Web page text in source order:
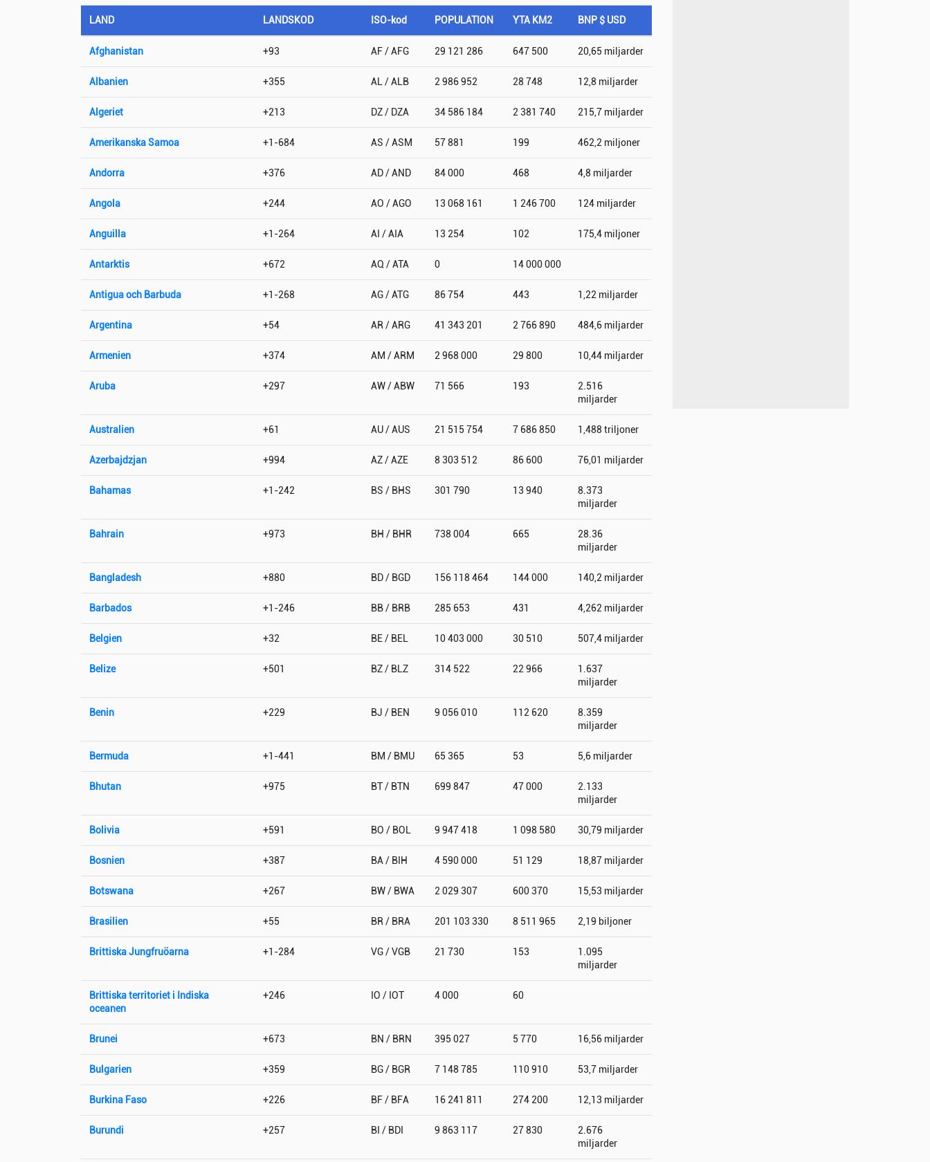
LAND LANDSKOD ISO-kod POPULATION YTA KM2 BNP $ USD
Afghanistan +93 AF / AFG 29 121 286 647 500 20,65 miljarder
Albanien +355 AL / ALB 2 986 952 28 748 12,8 miljarder
Algeriet +213 DZ / DZA 34 586 184 2 381 740 215,7 miljarder
Amerikanska Samoa +1-684 AS / ASM 57 881 199 462,2 miljoner
Andorra +376 AD / AND 84 000 468 4,8 miljarder
Angola +244 AO / AGO 13 068 161 1 246 700 124 miljarder
Anguilla +1-264 AI / AIA 13 254 102 175,4 miljoner
Antarktis +672 AQ / ATA 0 14 000 000
Antigua och Barbuda +1-268 AG / ATG 86 754 443 1,22 miljarder
Argentina +54 AR / ARG 41 343 201 2 766 890 484,6 miljarder
Armenien +374 AM / ARM 2 968 000 29 800 10,44 miljarder
Aruba +297 AW / ABW 71 566 193
2.516
miljarder
Australien +61 AU / AUS 21 515 754 7 686 850 1,488 triljoner
Azerbajdzjan +994 AZ / AZE 8 303 512 86 600 76,01 miljarder
Bahamas +1-242 BS / BHS 301 790 13 940
8.373
miljarder
Bahrain +973 BH / BHR 738 004 665
28.36
miljarder
Bangladesh +880 BD / BGD 156 118 464 144 000 140,2 miljarder
Barbados +1-246 BB / BRB 285 653 431 4,262 miljarder
Belgien +32 BE / BEL 10 403 000 30 510 507,4 miljarder
Belize +501 BZ / BLZ 314 522 22 966
1.637
miljarder
Benin +229 BJ / BEN 9 056 010 112 620
8.359
miljarder
Bermuda +1-441 BM / BMU 65 365 53 5,6 miljarder
Bhutan +975 BT / BTN 699 847 47 000
2.133
miljarder
Bolivia +591 BO / BOL 9 947 418 1 098 580 30,79 miljarder
Bosnien +387 BA / BIH 4 590 000 51 129 18,87 miljarder
Botswana +267 BW / BWA 2 029 307 600 370 15,53 miljarder
Brasilien +55 BR / BRA 201 103 330 8 511 965 2,19 biljoner
Brittiska Jungfruöarna +1-284 VG / VGB 21 730 153
1.095
miljarder
Brittiska territoriet i Indiska
oceanen
+246 IO / IOT 4 000 60
Brunei +673 BN / BRN 395 027 5 770 16,56 miljarder
Bulgarien +359 BG / BGR 7 148 785 110 910 53,7 miljarder
Burkina Faso +226 BF / BFA 16 241 811 274 200 12,13 miljarder
Burundi +257 BI / BDI 9 863 117 27 830
2.676
miljarder